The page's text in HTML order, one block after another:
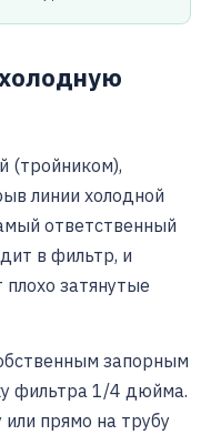
(тройником),
линии холодной
ответственный
в фильтр, и
затянутые
запорным
фильтра 1/4 дюйма.
прямо на трубу